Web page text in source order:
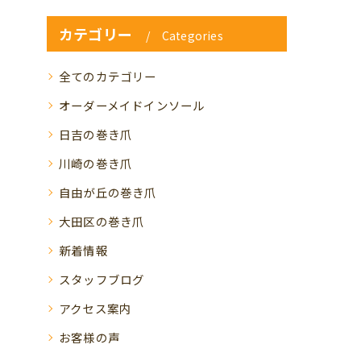
カテゴリー Categories
全てのカテゴリー
オーダーメイドインソール
日吉の巻き爪
川崎の巻き爪
自由が丘の巻き爪
大田区の巻き爪
新着情報
スタッフブログ
アクセス案内
お客様の声